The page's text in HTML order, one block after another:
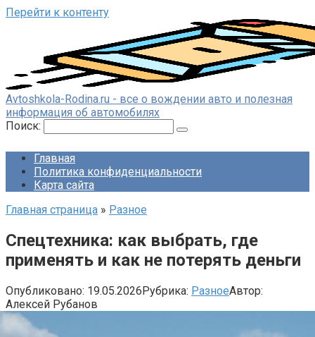
Перейти к контенту
Avtoshkola-Rodina.ru - все о вождении авто и полезная
информация об автомобилях
Поиск:
Главная
Политика конфиденциальности
Карта сайта
Главная страница » Разное
Спецтехника: как выбрать, где
применять и как не потерять деньги
Опубликовано: 19.05.2026Рубрика: РазноеАвтор:
Алексей Рубанов